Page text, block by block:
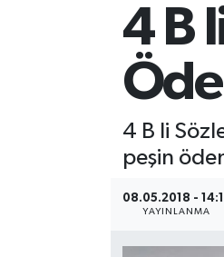
4 B
4 B li
peşin
08.05.2018 -
YAYINLANMA